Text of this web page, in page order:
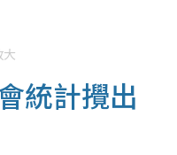
統計攪出